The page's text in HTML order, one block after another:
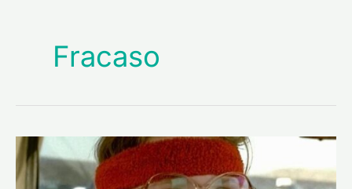
Fracaso
“Pequeña
Miss
Sunshine”